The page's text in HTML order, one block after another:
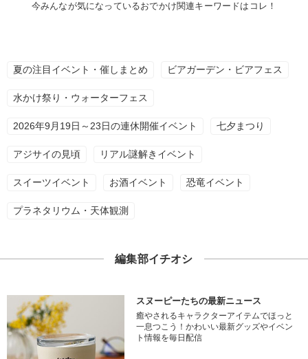
今みんなが気になっているおでかけ関連キーワードはコレ！
夏の注目イベント・催しまとめ ビアガーデン・ビアフェス
水かけ祭り・ウォーターフェス
2026年9月19日～23日の連休開催イベント 七夕まつり
アジサイの見頃 リアル謎解きイベント
スイーツイベント お酒イベント 恐竜イベント
プラネタリウム・天体観測
編集部イチオシ
スヌーピーたちの最新ニュース
癒やされるキャラクターアイテムでほっと
一息つこう！かわいい最新グッズやイベン
ト情報を毎日配信